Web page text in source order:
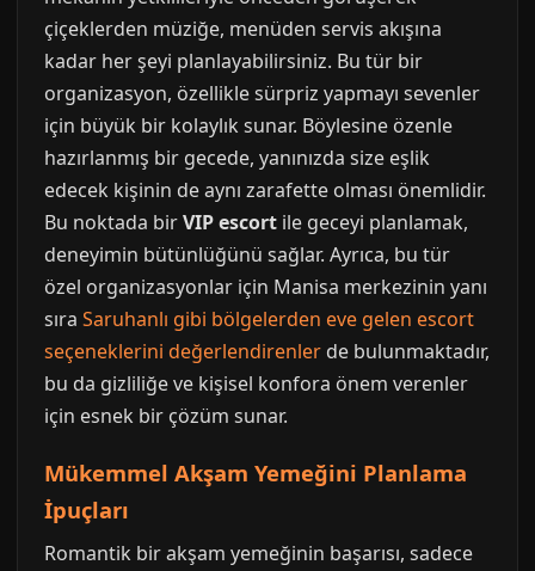
çiçeklerden müziğe, menüden servis akışına
kadar her şeyi planlayabilirsiniz. Bu tür bir
organizasyon, özellikle sürpriz yapmayı sevenler
için büyük bir kolaylık sunar. Böylesine özenle
hazırlanmış bir gecede, yanınızda size eşlik
edecek kişinin de aynı zarafette olması önemlidir.
Bu noktada birVIP escort ile geceyi planlamak,
deneyimin bütünlüğünü sağlar. Ayrıca, bu tür
özel organizasyonlar için Manisa merkezinin yanı
sıra Saruhanlı gibi bölgelerden eve gelen escort
seçeneklerini değerlendirenler de bulunmaktadır,
bu da gizliliğe ve kişisel konfora önem verenler
için esnek bir çözüm sunar.
Mükemmel Akşam Yemeğini Planlama
İpuçları
Romantik bir akşam yemeğinin başarısı, sadece